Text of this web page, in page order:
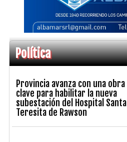
Política
Provincia avanza con una obra
clave para habilitar la nueva
subestación del Hospital Santa
Teresita de Rawson